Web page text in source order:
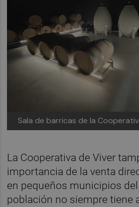
Sala de barricas de la
La Cooperativa de Viver
importancia de la venta
en pequeños municipios
población no siempre tiene